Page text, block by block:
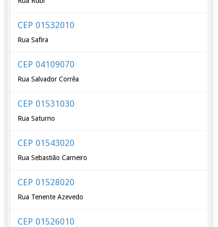
CEP 01532010
Rua Safira
CEP 04109070
Rua Salvador Corrêa
CEP 01531030
Rua Saturno
CEP 01543020
Rua Sebastião Carneiro
CEP 01528020
Rua Tenente Azevedo
CEP 01526010